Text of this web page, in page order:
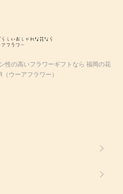
性の高いフラワーギフトなら 福岡の花
ウーアフラワー）